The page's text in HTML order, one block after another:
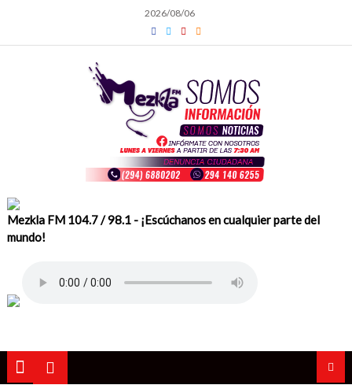
content
2026/08/06
Mezkla FM 104.7 / 98.1 - ¡Escúchanos en cualquier parte del
mundo!